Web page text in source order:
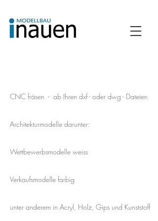
CNC fräsen - ab Ihren dxf - oder dwg - Dateien
Architekturmodelle darunter:
Wettbewerbsmodelle weiss
Verkaufsmodelle farbig
unter anderem in Acryl, Holz, Gips und Kunststoff